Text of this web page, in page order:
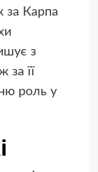
за Карпа
з
за її
роль у